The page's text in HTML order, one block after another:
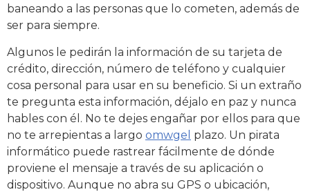
baneando a las personas que lo cometen, además de
ser para siempre.
Algunos le pedirán la información de su tarjeta de
crédito, dirección, número de teléfono y cualquier
cosa personal para usar en su beneficio. Si un extraño
te pregunta esta información, déjalo en paz y nunca
hables con él. No te dejes engañar por ellos para que
no te arrepientas a largo omwgel plazo. Un pirata
informático puede rastrear fácilmente de dónde
proviene el mensaje a través de su aplicación o
dispositivo. Aunque no abra su GPS o ubicación,